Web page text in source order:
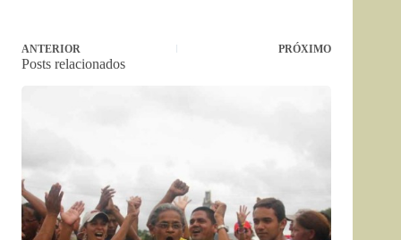
ANTERIOR PRÓXIMO
Posts relacionados